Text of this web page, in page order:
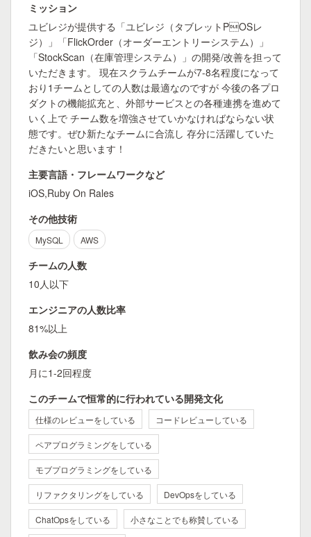
ミッション
ユビレジが提供する「ユビレジ（タブレットPOSレ
ジ）」「FlickOrder（オーダーエントリーシステム）」
「StockScan（在庫管理システム）」の開発/改善を担って
いただきます。 現在スクラムチームが7-8名程度になって
おり1チームとしての人数は最適なのですが 今後の各プロ
ダクトの機能拡充と、外部サービスとの各種連携を進めて
いく上で チーム数を増強させていかなければならない状
態です。ぜひ新たなチームに合流し 存分に活躍していた
だきたいと思います！
主要言語・フレームワークなど
iOS,Ruby On Rales
その他技術
MySQL AWS
チームの人数
10人以下
エンジニアの人数比率
81%以上
飲み会の頻度
月に1-2回程度
このチームで恒常的に行われている開発文化
仕様のレビューをしている コードレビューしている
ペアプログラミングをしている
モブプログラミングをしている
リファクタリングをしている DevOpsをしている
ChatOpsをしている 小さなことでも称賛している